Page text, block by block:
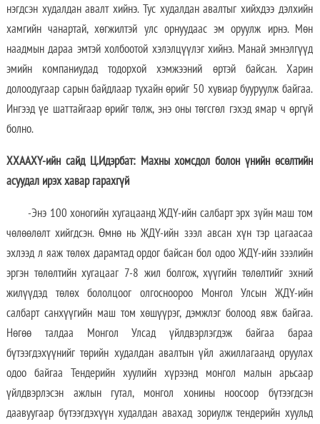
нэгдсэн худалдан авалт хийнэ. Тус худалдан авалтыг хийхдээ дэлхийн
хамгийн чанартай, хөгжилтэй улс орнуудаас эм оруулж ирнэ. Мөн
наадмын дараа эмтэй холбоотой хэлэлцүүлэг хийнэ. Манай эмнэлгүүд
эмийн компаниудад тодорхой хэмжээний өртэй байсан. Харин
долоодугаар сарын байдлаар тухайн өрийг 50 хувиар бууруулж байгаа.
Ингээд үе шаттайгаар өрийг төлж, энэ оны төгсгөл гэхэд ямар ч өргүй
болно.
ХХААХҮ-ийн сайд Ц.Идэрбат: Махны хомсдол болон үнийн өсөлтийн
асуудал ирэх хавар гарахгүй
-Энэ 100 хоногийн хугацаанд ЖДҮ-ийн салбарт эрх зүйн маш том
чөлөөлөлт хийгдсэн. Өмнө нь ЖДҮ-ийн зээл авсан хүн тэр цагаасаа
эхлээд л яаж төлөх дарамтад ордог байсан бол одоо ЖДҮ-ийн зээлийн
эргэн төлөлтийн хугацааг 7-8 жил болгож, хүүгийн төлөлтийг эхний
жилүүдэд төлөх бололцоог олгосноороо Монгол Улсын ЖДҮ-ийн
салбарт санхүүгийн маш том хөшүүрэг, дэмжлэг болоод явж байгаа.
Нөгөө талдаа Монгол Улсад үйлдвэрлэгдэж байгаа бараа
бүтээгдэхүүнийг төрийн худалдан авалтын үйл ажиллагаанд оруулах
одоо байгаа Тендерийн хуулийн хүрээнд монгол малын арьсаар
үйлдвэрлэсэн ажлын гутал, монгол хонины ноосоор бүтээгдсэн
даавуугаар бүтээгдэхүүн худалдан авахад зориулж тендерийн хуульд